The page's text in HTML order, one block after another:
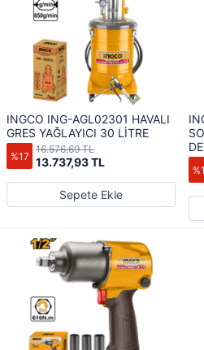
INGCO ING-AGL02301 HAVALI
GRES YAĞLAYICI 30 LİTRE
%17 13.737,93 TL
16.576,69 TL
Sepete Ekle